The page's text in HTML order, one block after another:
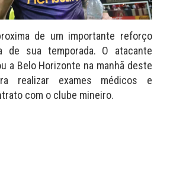
de um importante reforço
de sua temporada. O atacante
a Belo Horizonte na manhã deste
realizar exames médicos e
com o clube mineiro.